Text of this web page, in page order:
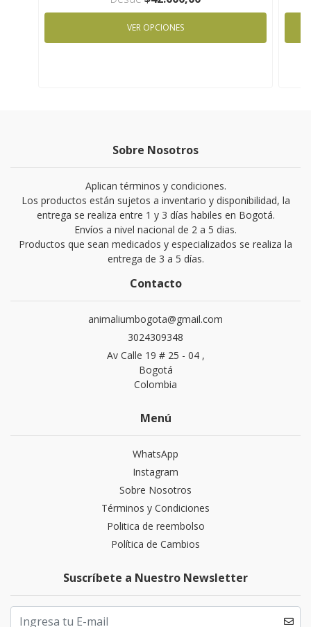
VER OPCIONES
Sobre Nosotros
Aplican términos y condiciones.
Los productos están sujetos a inventario y disponibilidad, la
entrega se realiza entre 1 y 3 días habiles en Bogotá.
Envíos a nivel nacional de 2 a 5 dias.
Productos que sean medicados y especializados se realiza la
entrega de 3 a 5 días.
Contacto
animaliumbogota@gmail.com
3024309348
Av Calle 19 # 25 - 04 ,
Bogotá
Colombia
Menú
WhatsApp
Instagram
Sobre Nosotros
Términos y Condiciones
Politica de reembolso
Política de Cambios
Suscríbete a Nuestro Newsletter